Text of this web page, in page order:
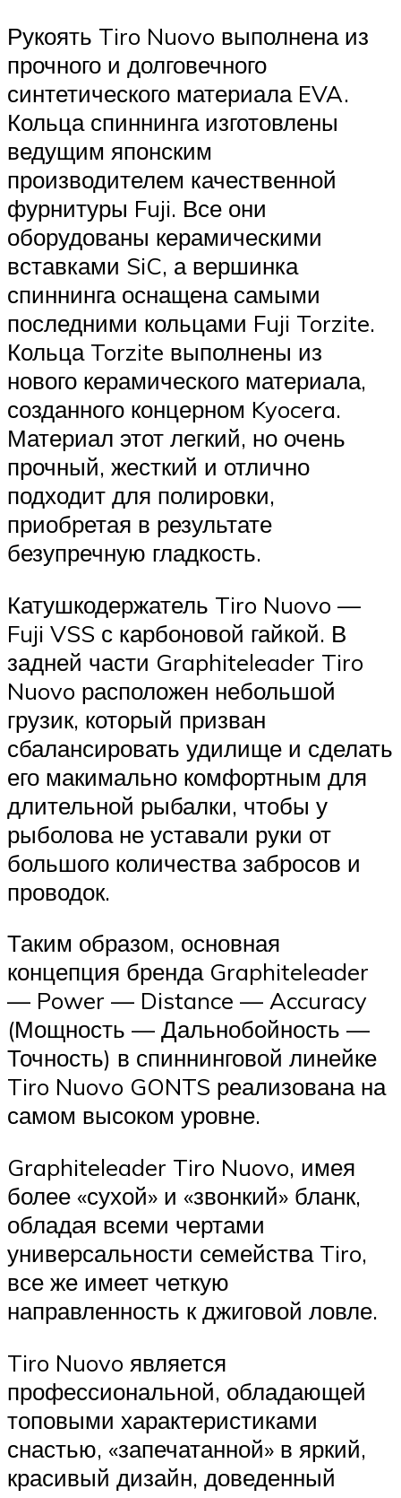
Рукоять Tiro Nuovo выполнена из
прочного и долговечного
синтетического материала EVA.
Кольца спиннинга изготовлены
ведущим японским
производителем качественной
фурнитуры Fuji. Все они
оборудованы керамическими
вставками SiC, а вершинка
спиннинга оснащена самыми
последними кольцами Fuji Torzite.
Кольца Torzite выполнены из
нового керамического материала,
созданного концерном Kyocera.
Материал этот легкий, но очень
прочный, жесткий и отлично
подходит для полировки,
приобретая в результате
безупречную гладкость.
Катушкодержатель Tiro Nuovo —
Fuji VSS с карбоновой гайкой. В
задней части Graphiteleader Tiro
Nuovo расположен небольшой
грузик, который призван
сбалансировать удилище и сделать
его макимально комфортным для
длительной рыбалки, чтобы у
рыболова не уставали руки от
большого количества забросов и
проводок.
Таким образом, основная
концепция бренда Graphiteleader
— Power — Distance — Accuracy
(Мощность — Дальнобойность —
Точность) в спиннинговой линейке
Tiro Nuovo GONTS реализована на
самом высоком уровне.
Graphiteleader Tiro Nuovo, имея
более «сухой» и «звонкий» бланк,
обладая всеми чертами
универсальности семейства Tiro,
все же имеет четкую
направленность к джиговой ловле.
Tiro Nuovo является
профессиональной, обладающей
топовыми характеристиками
снастью, «запечатанной» в яркий,
красивый дизайн, доведенный